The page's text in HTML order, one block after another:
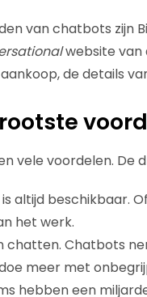
van chatbots zijn
website van
de details
vele voordelen. De
altijd beschikbaar.
het werk.
chatten. Chatbots
meer met
hebben een